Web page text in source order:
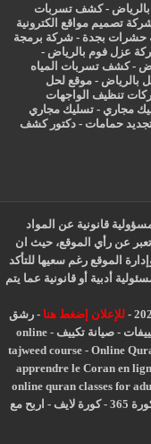
-كشف تسربات
تصميم مواقع الكترونية
حشرات بجدة -شركة برمجة
عزل فوم بالرياض -
-كشف تسربات المياه
بالرياض - موقع لحل
تنظيف الواجهات
مجاري -تسليك مجاري
حمامات -دكتور كشف
قانونية عن المواد
عن رأي الموقع، حيث ان
الموقع رغم سعيها للتأكد
أدبية أو قانونية عما يتم
للإعلان إضغط هنا -رشق
-صيانة تكييف -
online
tajweed course- Online
apprendre le Coran en
online quran classes for
365
-كورة لايف - اربح مع